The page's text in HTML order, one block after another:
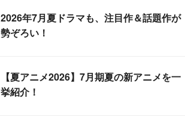
2026年7月夏ドラマも、注目作＆話題作が
勢ぞろい！
【夏アニメ2026】7月期夏の新アニメを一
挙紹介！